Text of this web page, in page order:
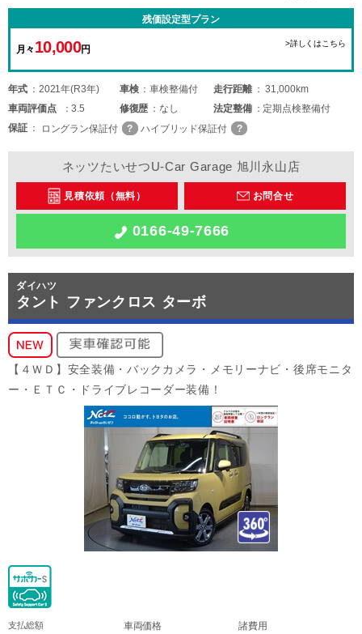
残価設定型プラン
月々 10,000円
>詳しくはこちら
年式 2021年(R3年) 車検 車検整備付 走行距離
31,000km
車両評価点 3.5 修復歴 なし 法定整備
定期点検整備付
保証
ロングラン保証付 ハイブリッド保証付
ネッツたいせつU-Car Garage 旭川永山店
見積依頼（無料） お問合せ
0166-49-7666
ダイハツ
タント ファンクロス ターボ
【４ＷＤ】安全装備・バックカメラ・メモリーナビ・後席モニタ
ー・ＥＴＣ・ドライブレコーダー装備！
支払総額 車両価格 諸費用